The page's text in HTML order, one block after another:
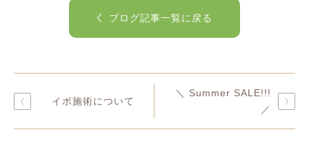
ブログ記事一覧に戻る
イボ施術について
＼ Summer SALE!!!
／